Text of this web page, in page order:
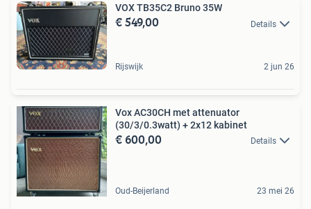
VOX TB35C2 Bruno 35W
€ 549,00 Details
Rijswijk 2 jun 26
Vox AC30CH met attenuator
(30/3/0.3watt) + 2x12 kabinet
€ 600,00 Details
Oud-Beijerland 23 mei 26